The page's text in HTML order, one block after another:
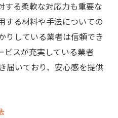
する柔軟な対応力も重要な
する材料や手法についての
りしている業者は信頼でき
ビスが充実している業者
届いており、安心感を提供